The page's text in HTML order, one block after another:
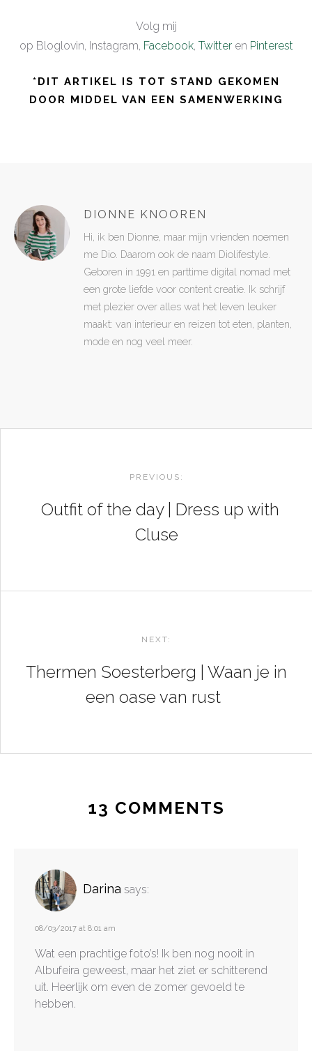
Volg mij
op Bloglovin, Instagram, Facebook, Twitteren Pinterest
*DIT ARTIKEL IS TOT STAND GEKOMEN
DOOR MIDDEL VAN EEN SAMENWERKING
DIONNE KNOOREN
Hi, ik ben Dionne, maar mijn vrienden noemen
me Dio. Daarom ook de naam Diolifestyle.
Geboren in 1991 en parttime digital nomad met
een grote liefde voor content creatie. Ik schrijf
met plezier over alles wat het leven leuker
maakt: van interieur en reizen tot eten, planten,
mode en nog veel meer.
NAVIGATION
PREVIOUS:
Outfit of the day | Dress up with
Cluse
NEXT:
Thermen Soesterberg | Waan je in
een oase van rust
13 COMMENTS
Darina says:
08/03/2017 at 8:01 am
Wat een prachtige foto’s! Ik ben nog nooit in
Albufeira geweest, maar het ziet er schitterend
uit. Heerlijk om even de zomer gevoeld te
hebben.